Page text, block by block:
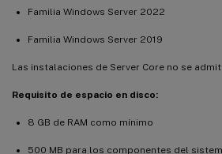
Familia Windows Server 2022
Familia Windows Server 2019
Las instalaciones de Server Core no se
Requisito de espacio en disco:
8 GB de RAM como mínimo
500 MB para los componentes del